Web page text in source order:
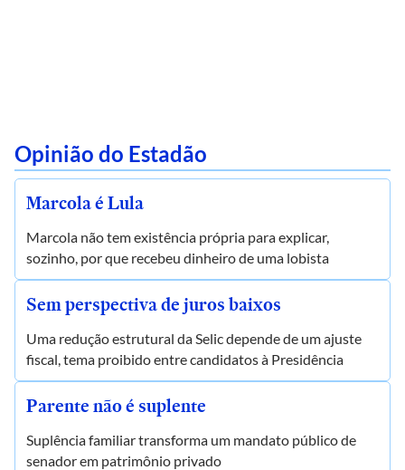
Opinião do Estadão
Marcola é Lula
Marcola não tem existência própria para explicar,
sozinho, por que recebeu dinheiro de uma lobista
Sem perspectiva de juros baixos
Uma redução estrutural da Selic depende de um ajuste
fiscal, tema proibido entre candidatos à Presidência
Parente não é suplente
Suplência familiar transforma um mandato público de
senador em patrimônio privado